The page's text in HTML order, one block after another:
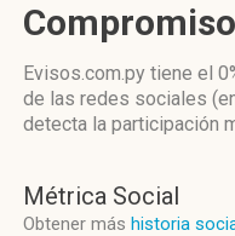
Evisos.com.py tiene el
de las redes sociales
detecta la participación
Métrica Social
Obtener más historia